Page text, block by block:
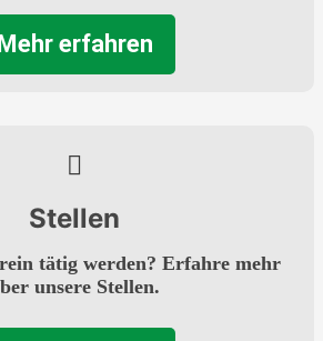
erfahren
Stellen
tätig werden? Erfahre mehr
unsere Stellen.